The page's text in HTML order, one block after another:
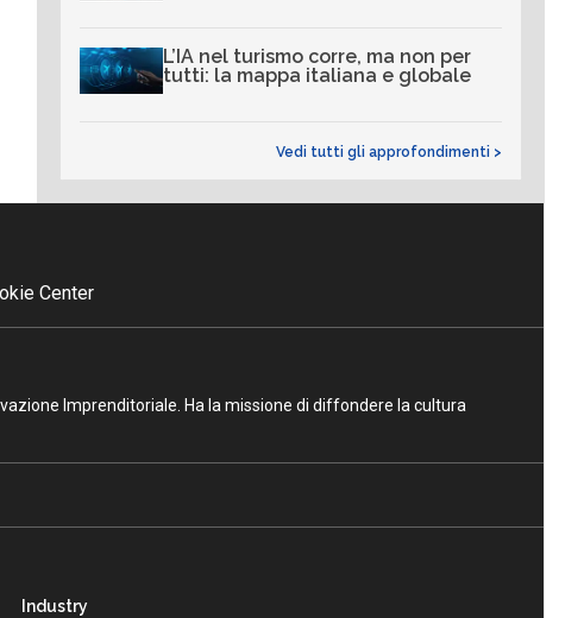
L’IA nel turismo corre, ma non per
tutti: la mappa italiana e globale
Vedi tutti gli approfondimenti >
Center
Imprenditoriale. Ha la missione di diffondere la cultura
Industry